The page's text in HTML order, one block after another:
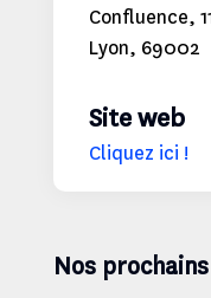
Confluence,
Lyon, 69002
Site web
Cliquez ici !
Nos